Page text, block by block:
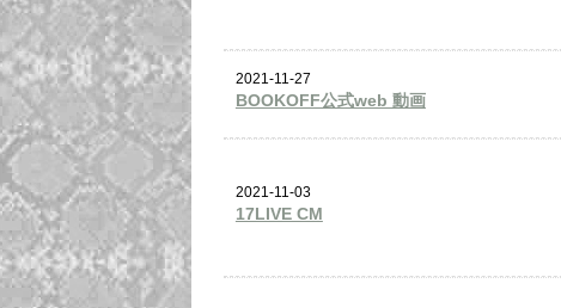
2021-11-27
BOOKOFF公式web 動画
2021-11-03
17LIVE CM